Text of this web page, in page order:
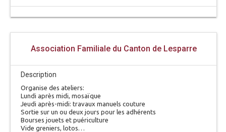
Association Familiale du Canton de Lesparre
Description
Organise des ateliers:
Lundi après midi, mosaïque
Jeudi après-midi: travaux manuels couture
Sortie sur un ou deux jours pour les adhérents
Bourses jouets et puériculture
Vide greniers, lotos…